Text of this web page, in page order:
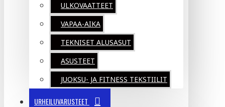
ULKOVAATTEET
VAPAA-AIKA
TEKNISET ALUSASUT
ASUSTEET
JUOKSU- JA FITNESS TEKSTIILIT
URHEILUVARUSTEET